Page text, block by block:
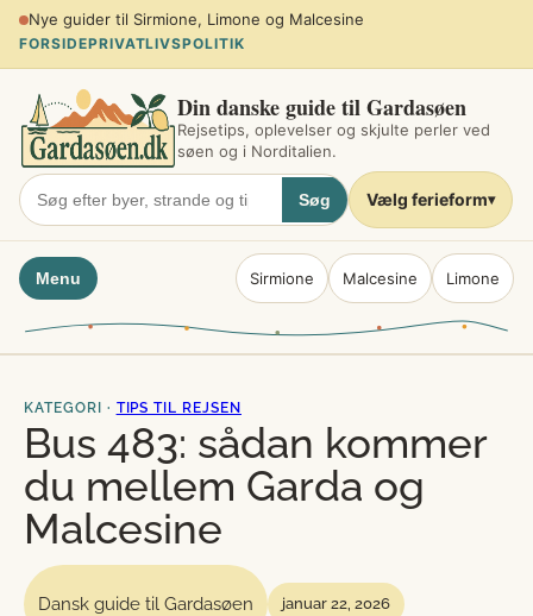
Spring
indhold
Planlæg sommerferien ved søen
FORSIDEPRIVATLIVSPOLITIK
Din danske guide til Gardasøen
Rejsetips, oplevelser og skjulte perler ved
søen og i Norditalien.
Søg Vælg ferieform▾
Menu Sirmione Malcesine Limone
KATEGORI · TIPS TIL REJSEN
Bus 483: sådan kommer
du mellem Garda og
Malcesine
Dansk guide til Gardasøen januar 22, 2026